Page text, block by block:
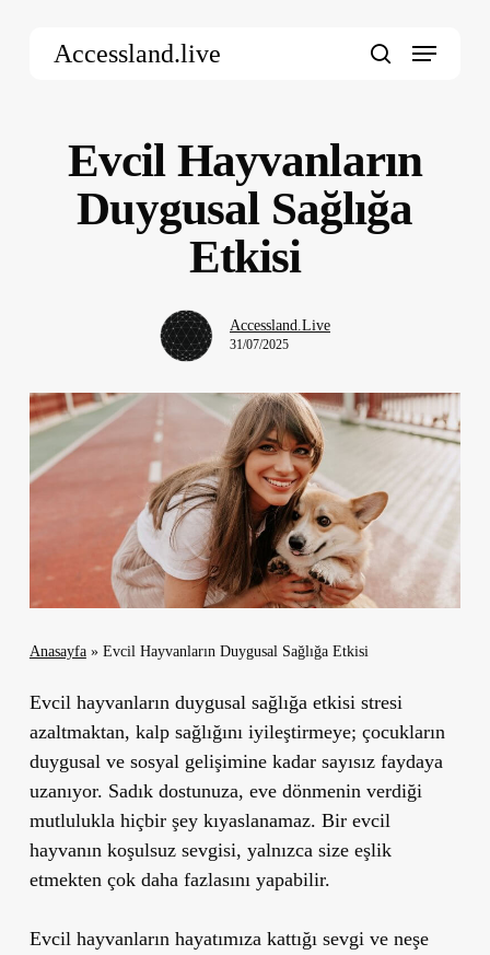
Accessland.live Menu
Evcil Hayvanların
Duygusal Sağlığa
Etkisi
Accessland.Live
31/07/2025
Anasayfa» Evcil Hayvanların Duygusal Sağlığa Etkisi
Evcil hayvanların duygusal sağlığa etkisi stresi
azaltmaktan, kalp sağlığını iyileştirmeye; çocukların
duygusal ve sosyal gelişimine kadar sayısız faydaya
uzanıyor. Sadık dostunuza, eve dönmenin verdiği
mutlulukla hiçbir şey kıyaslanamaz. Bir evcil
hayvanın koşulsuz sevgisi, yalnızca size eşlik
etmekten çok daha fazlasını yapabilir.
Evcil hayvanların hayatımıza kattığı sevgi ve neşe